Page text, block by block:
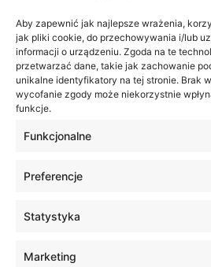
Aby zapewnić jak najlepsze wrażenia,
jak pliki cookie, do przechowywania i/lub
informacji o urządzeniu. Zgoda na te
przetwarzać dane, takie jak zachowanie
unikalne identyfikatory na tej stronie. Brak
wycofanie zgody może niekorzystnie
funkcje.
Funkcjonalne
Preferencje
Statystyka
Marketing
Akademia
WSEI
ul.
Projektowa
4